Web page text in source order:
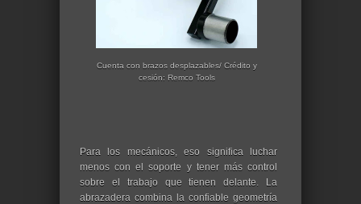
Cuenta con brazos desplazables/ Crédito y
cesión: Remco Tools
Para los mecánicos, eso significa luchar
menos con el soporte y tener más control
sobre el trabajo que tienen delante. La
abrazadera combina la confiable geometría